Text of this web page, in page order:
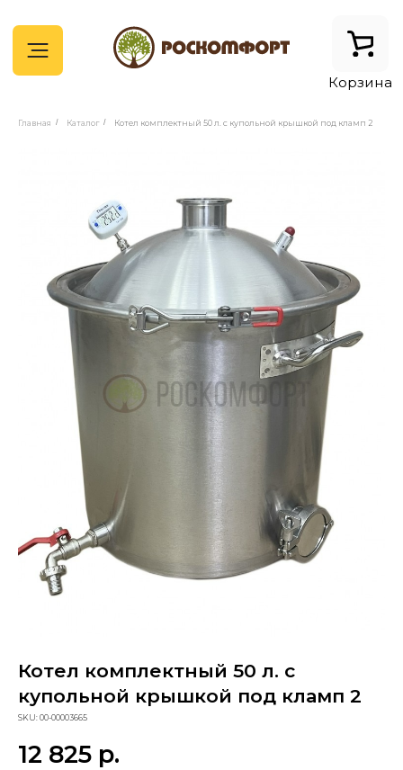
Корзина
Главная / Каталог / Котел комплектный 50 л. с купольной крышкой под кламп 2
Котел комплектный 50 л. с
купольной крышкой под кламп 2
SKU:00-00003665
12 825 р.
Сопутствующие товары